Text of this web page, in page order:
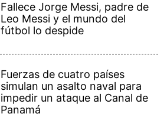
Fallece Jorge Messi, padre de
Leo Messi y el mundo del
fútbol lo despide
Fuerzas de cuatro países
simulan un asalto naval para
impedir un ataque al Canal de
Panamá